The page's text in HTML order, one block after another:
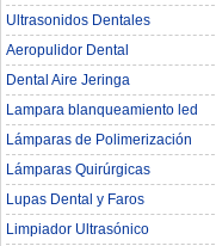
Ultrasonidos Dentales
Aeropulidor Dental
Dental Aire Jeringa
Lampara blanqueamiento led
dental
Lámparas de Polimerización
Lámparas Quirúrgicas
Lupas Dental y Faros
Limpiador Ultrasónico